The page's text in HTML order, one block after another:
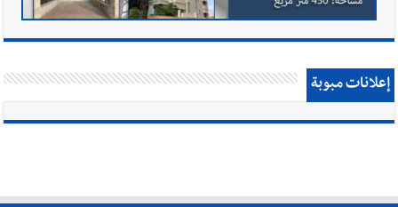
إعلانات مبوبة